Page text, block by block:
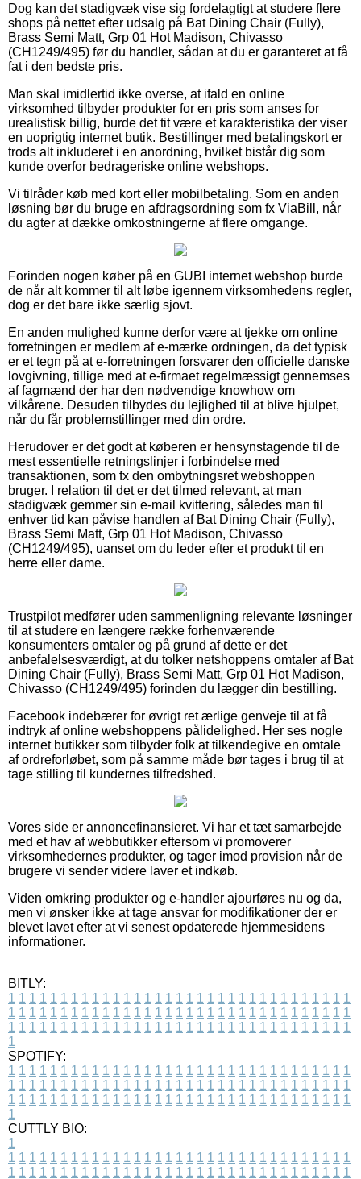
Dog kan det stadigvæk vise sig fordelagtigt at studere flere
shops på nettet efter udsalg på Bat Dining Chair (Fully),
Brass Semi Matt, Grp 01 Hot Madison, Chivasso
(CH1249/495) før du handler, sådan at du er garanteret at få
fat i den bedste pris.
Man skal imidlertid ikke overse, at ifald en online
virksomhed tilbyder produkter for en pris som anses for
urealistisk billig, burde det tit være et karakteristika der viser
en uoprigtig internet butik. Bestillinger med betalingskort er
trods alt inkluderet i en anordning, hvilket bistår dig som
kunde overfor bedrageriske online webshops.
Vi tilråder køb med kort eller mobilbetaling. Som en anden
løsning bør du bruge en afdragsordning som fx ViaBill, når
du agter at dække omkostningerne af flere omgange.
Forinden nogen køber på en GUBI internet webshop burde
de når alt kommer til alt løbe igennem virksomhedens regler,
dog er det bare ikke særlig sjovt.
En anden mulighed kunne derfor være at tjekke om online
forretningen er medlem af e-mærke ordningen, da det typisk
er et tegn på at e-forretningen forsvarer den officielle danske
lovgivning, tillige med at e-firmaet regelmæssigt gennemses
af fagmænd der har den nødvendige knowhow om
vilkårene. Desuden tilbydes du lejlighed til at blive hjulpet,
når du får problemstillinger med din ordre.
Herudover er det godt at køberen er hensynstagende til de
mest essentielle retningslinjer i forbindelse med
transaktionen, som fx den ombytningsret webshoppen
bruger. I relation til det er det tilmed relevant, at man
stadigvæk gemmer sin e-mail kvittering, således man til
enhver tid kan påvise handlen af Bat Dining Chair (Fully),
Brass Semi Matt, Grp 01 Hot Madison, Chivasso
(CH1249/495), uanset om du leder efter et produkt til en
herre eller dame.
Trustpilot medfører uden sammenligning relevante løsninger
til at studere en længere række forhenværende
konsumenters omtaler og på grund af dette er det
anbefalelsesværdigt, at du tolker netshoppens omtaler af Bat
Dining Chair (Fully), Brass Semi Matt, Grp 01 Hot Madison,
Chivasso (CH1249/495) forinden du lægger din bestilling.
Facebook indebærer for øvrigt ret ærlige genveje til at få
indtryk af online webshoppens pålidelighed. Her ses nogle
internet butikker som tilbyder folk at tilkendegive en omtale
af ordreforløbet, som på samme måde bør tages i brug til at
tage stilling til kundernes tilfredshed.
Vores side er annoncefinansieret. Vi har et tæt samarbejde
med et hav af webbutikker eftersom vi promoverer
virksomhedernes produkter, og tager imod provision når de
brugere vi sender videre laver et indkøb.
Viden omkring produkter og e-handler ajourføres nu og da,
men vi ønsker ikke at tage ansvar for modifikationer der er
blevet lavet efter at vi senest opdaterede hjemmesidens
informationer.
BITLY:
1 1 1 1 1 1 1 1 1 1 1 1 1 1 1 1 1 1 1 1 1 1 1 1 1 1 1 1 1 1 1 1 1
1 1 1 1 1 1 1 1 1 1 1 1 1 1 1 1 1 1 1 1 1 1 1 1 1 1 1 1 1 1 1 1 1
1 1 1 1 1 1 1 1 1 1 1 1 1 1 1 1 1 1 1 1 1 1 1 1 1 1 1 1 1 1 1 1 1
1
SPOTIFY:
1 1 1 1 1 1 1 1 1 1 1 1 1 1 1 1 1 1 1 1 1 1 1 1 1 1 1 1 1 1 1 1 1
1 1 1 1 1 1 1 1 1 1 1 1 1 1 1 1 1 1 1 1 1 1 1 1 1 1 1 1 1 1 1 1 1
1 1 1 1 1 1 1 1 1 1 1 1 1 1 1 1 1 1 1 1 1 1 1 1 1 1 1 1 1 1 1 1 1
1
CUTTLY BIO:
1
1 1 1 1 1 1 1 1 1 1 1 1 1 1 1 1 1 1 1 1 1 1 1 1 1 1 1 1 1 1 1 1 1
1 1 1 1 1 1 1 1 1 1 1 1 1 1 1 1 1 1 1 1 1 1 1 1 1 1 1 1 1 1 1 1 1